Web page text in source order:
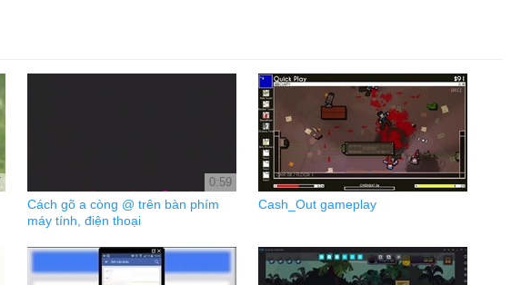
0:59
Cách gõ a còng @ trên bàn phím
máy tính, điện thoại
Cash_Out gameplay